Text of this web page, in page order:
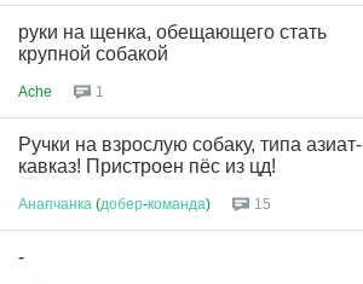
руки на щенка, обещающего стать
крупной собакой
Ache 1
Ручки на взрослую собаку, типа азиат-
кавказ! Пристроен пёс из цд!
Анапчанка (добер-команда) 15
-